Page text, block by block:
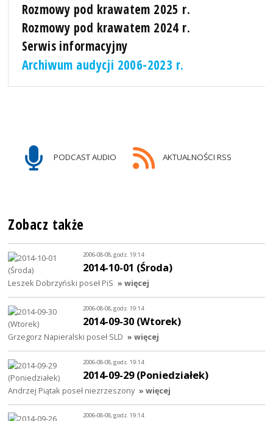
Rozmowy pod krawatem 2025 r.
Rozmowy pod krawatem 2024 r.
Serwis informacyjny
Archiwum audycji 2006-2023 r.
PODCAST AUDIO AKTUALNOŚCI RSS
Zobacz także
2006-08-08, godz. 19:14
2014-10-01 (Środa)
Leszek Dobrzyński poseł PiS » więcej
2006-08-08, godz. 19:14
2014-09-30 (Wtorek)
Grzegorz Napieralski poseł SLD » więcej
2006-08-08, godz. 19:14
2014-09-29 (Poniedziałek)
Andrzej Piątak poseł niezrzeszony » więcej
2006-08-08, godz. 19:14